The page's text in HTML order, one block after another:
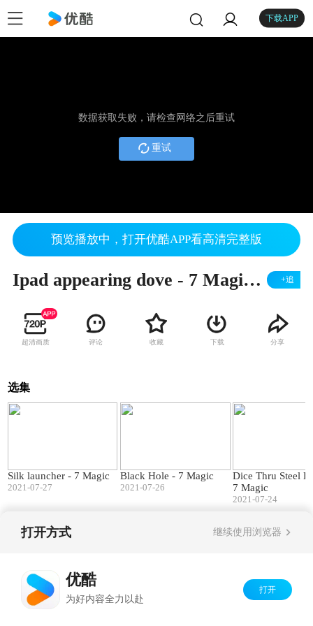
下载APP
数据获取失败，请检查网络之后重试
重试
预览播放中，打开优酷APP看高清完整版
Ipad appearing dove - 7 Magic Inc +追
超清画质 评论 收藏 下载 分享
选集
Silk launcher - 7 Magic
2021-07-27
Black Hole - 7 Magic
2021-07-26
Dice Thru Steel
7 Magic
2021-07-24
打开方式 继续使用浏览器
优酷
为好内容全力以赴
打开